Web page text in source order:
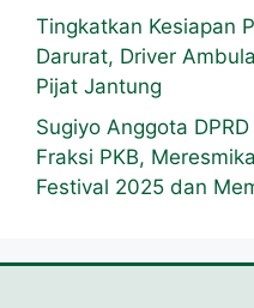
Tingkatkan Kesiapan
Darurat, Driver
Pijat Jantung
Sugiyo Anggota
Fraksi PKB,
Festival 2025 dan